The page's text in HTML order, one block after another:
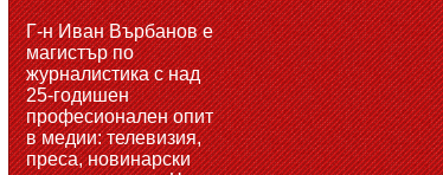
Г-н Иван Върбанов е
магистър по
журналистика с над
25-годишен
професионален опит
в медии: телевизия,
преса, новинарски